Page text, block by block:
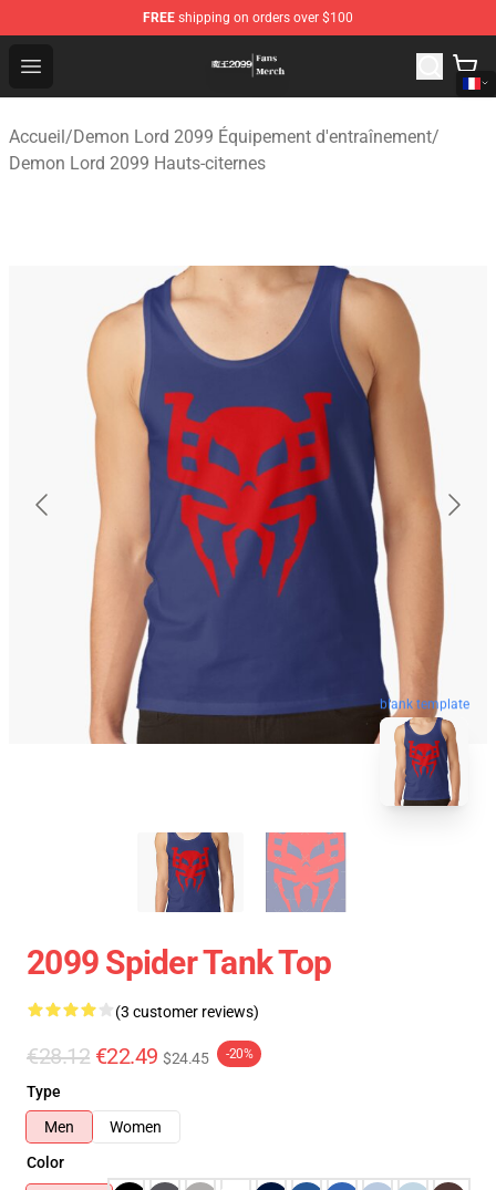
FREE shipping on orders over $100
Open menu
Demon Lord 2099 Store - Official Demon Lord 2099
Accueil/Demon Lord 2099 Équipement d'entraînement/
Demon Lord 2099 Hauts-citernes
blank template
2099 Spider Tank Top
(3 customer reviews)
€28.12 €22.49 $24.45 -20%
Type
Men
Women
Color